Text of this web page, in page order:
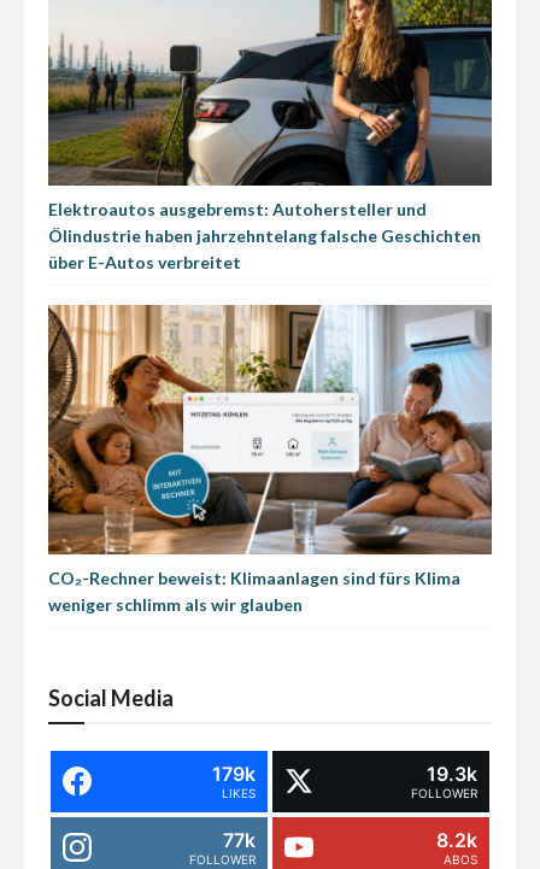
Elektroautos ausgebremst: Autohersteller und
Ölindustrie haben jahrzehntelang falsche Geschichten
über E-Autos verbreitet
CO₂-Rechner beweist: Klimaanlagen sind fürs Klima
weniger schlimm als wir glauben
Social Media
179k
LIKES
19.3k
FOLLOWER
77k
FOLLOWER
8.2k
ABOS